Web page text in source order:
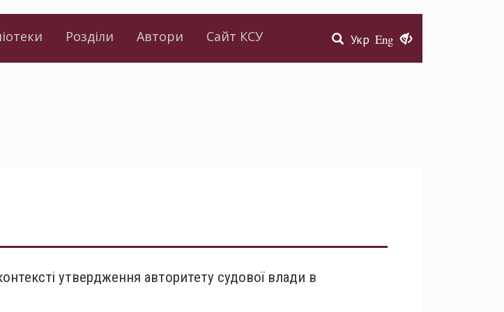
Укр Eng
Розділи Автори Сайт КСУ
утвердження авторитету судової влади в